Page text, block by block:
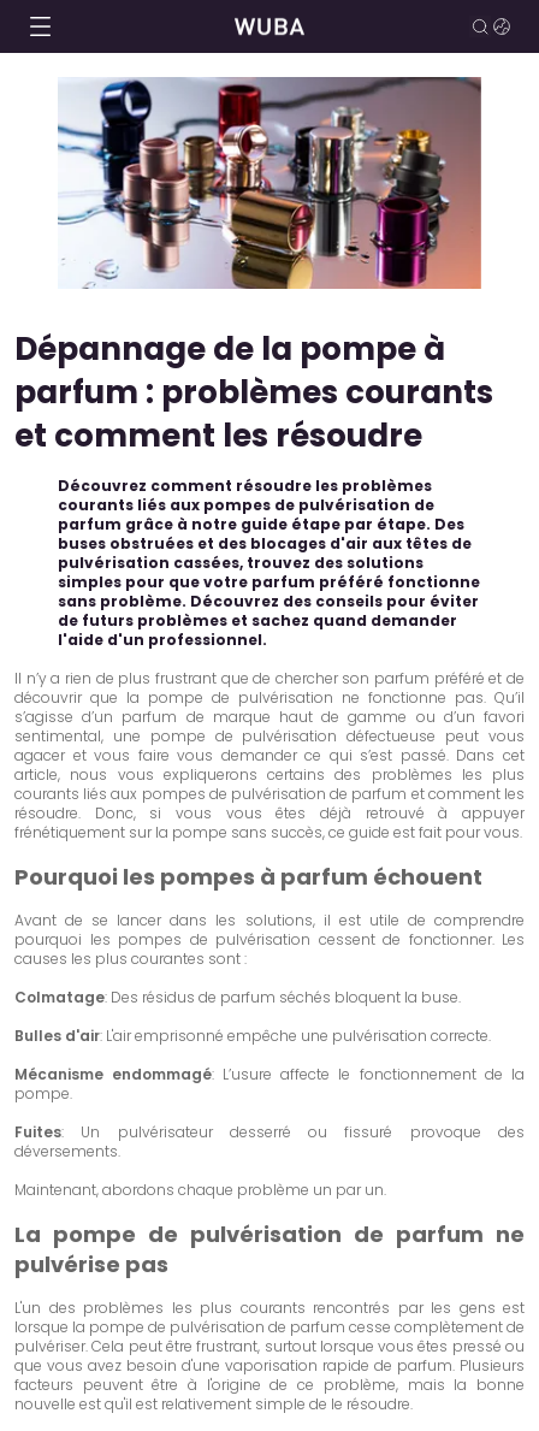
Dépannage de la pompe à
parfum : problèmes courants
et comment les résoudre
Découvrez comment résoudre les problèmes
courants liés aux pompes de pulvérisation de
parfum grâce à notre guide étape par étape. Des
buses obstruées et des blocages d'air aux têtes de
pulvérisation cassées, trouvez des solutions
simples pour que votre parfum préféré fonctionne
sans problème. Découvrez des conseils pour éviter
de futurs problèmes et sachez quand demander
l'aide d'un professionnel.
Il n’y a rien de plus frustrant que de chercher son parfum préféré et de
découvrir que la pompe de pulvérisation ne fonctionne pas. Qu’il
s’agisse d’un parfum de marque haut de gamme ou d’un favori
sentimental, une pompe de pulvérisation défectueuse peut vous
agacer et vous faire vous demander ce qui s’est passé. Dans cet
article, nous vous expliquerons certains des problèmes les plus
courants liés aux pompes de pulvérisation de parfum et comment les
résoudre. Donc, si vous vous êtes déjà retrouvé à appuyer
frénétiquement sur la pompe sans succès, ce guide est fait pour vous.
Pourquoi les pompes à parfum échouent
Avant de se lancer dans les solutions, il est utile de comprendre
pourquoi les pompes de pulvérisation cessent de fonctionner. Les
causes les plus courantes sont :
Colmatage: Des résidus de parfum séchés bloquent la buse.
Bulles d'air: L'air emprisonné empêche une pulvérisation correcte.
Mécanisme endommagé: L’usure affecte le fonctionnement de la
pompe.
Fuites: Un pulvérisateur desserré ou fissuré provoque des
déversements.
Maintenant, abordons chaque problème un par un.
La pompe de pulvérisation de parfum ne
pulvérise pas
L'un des problèmes les plus courants rencontrés par les gens est
lorsque la pompe de pulvérisation de parfum cesse complètement de
pulvériser. Cela peut être frustrant, surtout lorsque vous êtes pressé ou
que vous avez besoin d'une vaporisation rapide de parfum. Plusieurs
facteurs peuvent être à l'origine de ce problème, mais la bonne
nouvelle est qu'il est relativement simple de le résoudre.